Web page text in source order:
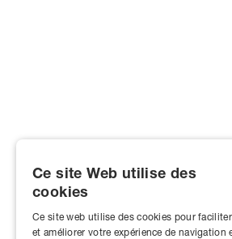
Ce site Web utilise des
cookies
Ce site web utilise des cookies pour faciliter
et améliorer votre expérience de navigation